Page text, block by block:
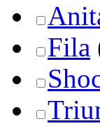
Fila